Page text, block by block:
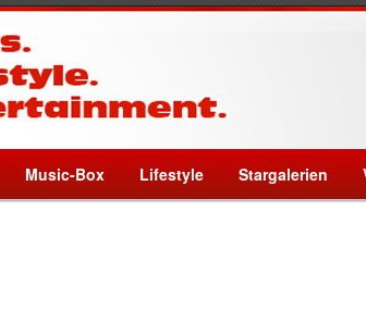
Music-Box Lifestyle Stargalerien